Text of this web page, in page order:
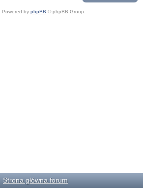
Powered by phpBB © phpBB Group.
Strona główna forum